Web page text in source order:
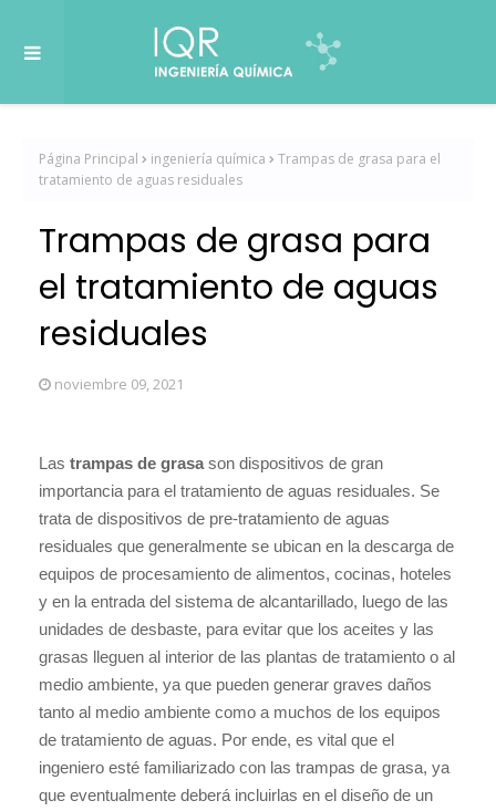
Página Principal ingeniería química
Trampas de grasa para el
tratamiento de aguas residuales
Trampas de grasa para
el tratamiento de aguas
residuales
noviembre 09, 2021
Las trampas de grasa son dispositivos de gran
importancia para el tratamiento de aguas residuales. Se
trata de dispositivos de pre-tratamiento de aguas
residuales que generalmente se ubican en la descarga de
equipos de procesamiento de alimentos, cocinas, hoteles
y en la entrada del sistema de alcantarillado, luego de las
unidades de desbaste, para evitar que los aceites y las
grasas lleguen al interior de las plantas de tratamiento o al
medio ambiente, ya que pueden generar graves daños
tanto al medio ambiente como a muchos de los equipos
de tratamiento de aguas. Por ende, es vital que el
ingeniero esté familiarizado con las trampas de grasa, ya
que eventualmente deberá incluirlas en el diseño de un